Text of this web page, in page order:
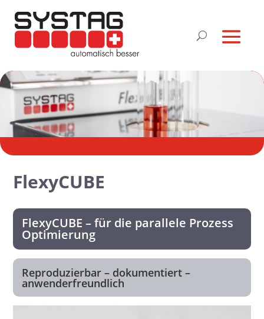
FlexyCUBE
FlexyCUBE – für die parallele Prozess
Optimierung
Reproduzierbar – dokumentiert –
anwenderfreundlich